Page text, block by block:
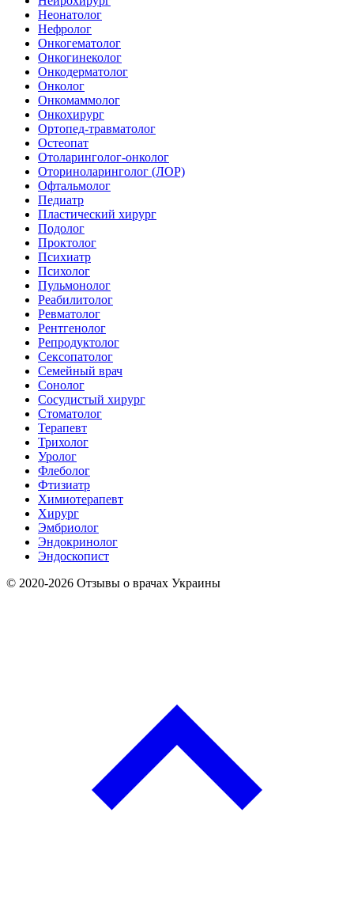
Неонатолог
Нефролог
Онкогематолог
Онкогинеколог
Онкодерматолог
Онколог
Онкомаммолог
Онкохирург
Ортопед-травматолог
Остеопат
Отоларинголог-онколог
Оториноларинголог (ЛОР)
Офтальмолог
Педиатр
Пластический хирург
Подолог
Проктолог
Психиатр
Психолог
Пульмонолог
Реабилитолог
Ревматолог
Рентгенолог
Репродуктолог
Сексопатолог
Семейный врач
Сонолог
Сосудистый хирург
Стоматолог
Терапевт
Трихолог
Уролог
Флеболог
Фтизиатр
Химиотерапевт
Хирург
Эмбриолог
Эндокринолог
Эндоскопист
© 2020-2026 Отзывы о врачах Украины